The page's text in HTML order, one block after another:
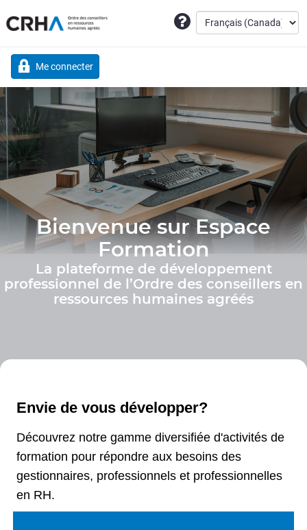
Me connecter
Bienvenue sur Espace
Formation
La plateforme de développement
professionnel de l’Ordre des conseillers en
ressources humaines agréés
Envie de vous développer?
Découvrez notre gamme diversifiée d'activités de
formation pour répondre aux besoins des
gestionnaires, professionnels et professionnelles
en RH.